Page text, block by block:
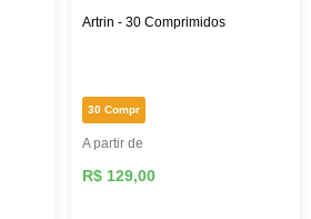
Artrin - 30 Comprimidos
30 Compr
A partir de
R$ 129,00